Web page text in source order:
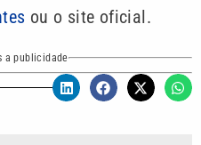
ou o site oficial.
a publicidade